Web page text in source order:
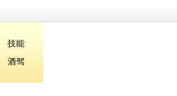
技能
酒驾